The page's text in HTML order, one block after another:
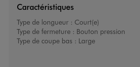
Caractéristiques
Type de longueur : Court(e)
Type de fermeture : Bouton pression
Type de coupe bas : Large